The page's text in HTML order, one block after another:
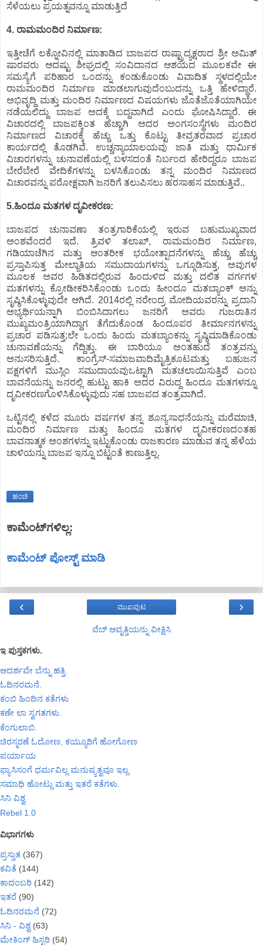
ಸೆಳೆಯಲು ಪ್ರಯತ್ನವನ್ನೂ ಮಾಡುತ್ತಿದೆ
4. ರಾಮಮಂದಿರ ನಿರ್ಮಾಣ:
ಇತ್ತೀಚೆಗೆ ಲಕ್ನೋವಿನಲ್ಲಿ ಮಾತಾಡಿದ ಬಾಜಪದ ರಾಷ್ಟ್ರಾದ್ಯಕ್ಷರಾದ ಶ್ರೀ ಅಮಿತ್
ಷಾರವರು ಆದಷ್ಟು ಶೀಘ್ರದಲ್ಲಿ ಸಂವಿದಾನದ ಆಶಯದ ಮೂಲಕವೇ ಈ
ಸಮಸ್ಯೆಗೆ ಪರಿಹಾರ ಒಂದನ್ನು ಕಂಡುಕೊಂಡು ವಿವಾದಿತ ಸ್ಥಳದಲ್ಲಿಯೇ
ರಾಮಮಂದಿರ ನಿರ್ಮಾಣ ಮಾಡಲಾಗುವುದೆಂಬುದನ್ನು ಒತ್ತಿ ಹೇಳಿದ್ದಾರೆ.
ಅಭಿವೃದ್ದಿ ಮತ್ತು ಮಂದಿರ ನಿರ್ಮಾಣದ ವಿಷಯಗಳು ಜೊತೆಜೊತೆಯಾಗಿಯೇ
ನಡೆಯಲಿದ್ದು ಬಾಜಪ ಅದಕ್ಕೆ ಬದ್ದವಾಗಿದೆ ಎಂದು ಘೋಷಿಸಿದ್ದಾರೆ. ಈ
ವಿಚಾರದಲ್ಲಿ ಬಾಜಪಕ್ಕಿಂತ ಹೆಚ್ಚಾಗಿ ಅದರ ಅಂಗಸಂಸ್ಥೆಗಳು ಮಂದಿರ
ನಿರ್ಮಾಣದ ವಿಚಾರಕ್ಕೆ ಹೆಚ್ಚು ಒತ್ತು ಕೊಟ್ಟು ತೀವ್ರತರವಾದ ಪ್ರಚಾರ
ಕಾರ್ಯದಲ್ಲಿ ತೊಡಗಿವೆ. ಉಚ್ಚನ್ಯಾಯಾಲಯವು ಜಾತಿ ಮತ್ತು ಧಾರ್ಮಿಕ
ವಿಚಾರಗಳನ್ನು ಚುನಾವಣೆಯಲ್ಲಿ ಬಳಸದಂತೆ ನಿರ್ಬಂದ ಹೇರಿದ್ದರೂ ಬಾಜಪ
ಬೇರೆಬೇರೆ ವೇದಿಕೆಗಳನ್ನು ಬಳಸಿಕೊಂಡು ತನ್ನ ಮಂದಿರ ನಿಮಾಣದ
ವಿಚಾರವನ್ನು ಪರೋಕ್ಷವಾಗಿ ಜನರಿಗೆ ತಲುಪಿಸಲು ಹರಸಾಹಸ ಮಾಡುತ್ತಿವೆ..
5.ಹಿಂದೂ ಮತಗಳ ದೃವೀಕರಣ:
ಬಾಜಪದ ಚುನಾವಣಾ ತಂತ್ರಗಾರಿಕೆಯಲ್ಲಿ ಇರುವ ಬಹುಮುಖ್ಯವಾದ
ಅಂಶವೆಂದರೆ ಇದೆ. ತ್ರಿವಳಿ ತಲಾಖ್, ರಾಮಮಂದಿರ ನಿರ್ಮಾಣ,
ಗಡಿಯಾಚೆಗಿನ ಮತ್ತು ಆಂತರೀಕ ಭಯೋತ್ಪಾದನೆಗಳನ್ನು ಹೆಚ್ಚು ಹೆಚ್ಚು
ಪ್ರಸ್ತಾಪಿಸುತ್ತ ಮೇಲ್ಜಾತಿಯ ಸಮುದಾಯಗಳನ್ನು ಒಗ್ಗೂಡಿಸುತ್ತ, ಅವುಗಳ
ಮೂಲಕ ಅವರ ಹಿಡಿತದಲ್ಲಿರುವ ಹಿಂದುಳಿದ ಮತ್ತು ದಲಿತ ವರ್ಗಗಳ
ಮತಗಳನ್ನು ಕ್ರೋಡೀಕರಿಸಿಕೊಂಡು ಒಂದು ಹೀಂದೂ ಮತಬ್ಯಾಂಕ್ ಅನ್ನು
ಸೃಷ್ಠಿಸಿಕೊಳ್ಳುವುದೇ ಆಗಿದೆ. 2014ರಲ್ಲಿ ನರೇಂದ್ರ ಮೋದಿಯವರನ್ನು ಪ್ರದಾನಿ
ಅಭ್ಯರ್ಥಿಯನ್ನಾಗಿ ಬಿಂಬಿಸಿದಾಗಲು ಜನರಿಗೆ ಅವರು ಗುಜರಾತಿನ
ಮುಖ್ಯಮಂತ್ರಿಯಾಗಿದ್ದಾಗ ತೆಗೆದುಕೊಂಡ ಹಿಂದೂಪರ ತೀರ್ಮಾನಗಳನ್ನು
ಪ್ರಚಾರ ಪಡಿಸುತ್ತ;ಲೇ ಒಂದು ಹಿಂದು ಮತಬ್ಯಾಂಕನ್ನು ಸೃಷ್ಠಿಮಾಡಿಕೊಂಡು
ಚುನಾವಣೆಯನ್ನು ಗೆದ್ದಿತ್ತು. ಈ ಬಾರಿಯೂ ಅಂತಹುದೆ ತಂತ್ರವನ್ನು
ಅನುಸರಿಸುತ್ತಿದೆ. ಕಾಂಗ್ರೆಸ್-ಸಮಾಜವಾದಿಮೈತ್ರಿಕೂಟಮತ್ತು ಬಹುಜನ
ಪಕ್ಷಗಳಿಗೆ ಮುಸ್ಲಿಂ ಸಮುದಾಯವುಒಟ್ಟಾಗಿ ಮತಚಲಾಯಿಸುತ್ತಿವೆ ಎಂಬ
ಬಾವನೆಯನ್ನು ಜನರಲ್ಲಿ ಹುಟ್ಟು ಹಾಕಿ ಅದರ ವಿರುದ್ದ ಹಿಂದೂ ಮತಗಳನ್ನೂ
ದೃವೀಕರಣಗೊಳಿಸಿಕೊಳ್ಳುವುದು ಸಹ ಬಾಜಪದ ತಂತ್ರವಾಗಿದೆ.
ಒಟ್ಟಿನಲ್ಲಿ ಕಳೆದ ಮೂರು ವರ್ಷಗಳ ತನ್ನ ಶೂನ್ಯಸಾಧನೆಯನ್ನು ಮರೆಮಾಚಿ,
ಮಂದಿರ ನಿರ್ಮಾಣ ಮತ್ತು ಹಿಂದೂ ಮತಗಳ ದೃವೀಕರಣದಂತಹ
ಬಾವನಾತ್ಮಕ ಅಂಶಗಳನ್ನು ಇಟ್ಟುಕೊಂಡು ರಾಜಕಾರಣ ಮಾಡುವ ತನ್ನ ಹೆಳೆಯ
ಚಾಳಿಯನ್ನು ಬಾಜಪ ಇನ್ನೂ ಬಿಟ್ಟಂತೆ ಕಾಣುತ್ತಿಲ್ಲ.
ಹಂಚಿ
ಕಾಮೆಂಟ್‌ಗಳಿಲ್ಲ:
ಕಾಮೆಂಟ್‌‌ ಪೋಸ್ಟ್‌ ಮಾಡಿ
‹ ›
ಮುಖಪುಟ
ವೆಬ್‌ ಆವೃತ್ತಿಯನ್ನು ವೀಕ್ಷಿಸಿ
ಇ ಪುಸ್ತಕಗಳು.
ಆದರ್ಶವೇ ಬೆನ್ನು ಹತ್ತಿ.
ಓದಿನರಮನೆ.
ಕಂಬಿ ಹಿಂದಿನ ಕತೆಗಳು
ಕಣೇ ಲಾ ಸ್ವಗತಗಳು.
ಕೆಂಗುಲಾಬಿ.
ಚಿರಸ್ಮರಣೆ ಓದೋಣ, ಕಯ್ಯೂರಿಗೆ ಹೋಗೋಣ
ಪರ್ಯಾಯ
ಫ್ಯಾಸಿಸಂಗೆ ಧರ್ಮವಿಲ್ಲ ಮನುಷ್ಯತ್ವವೂ ಇಲ್ಲ.
ಸಮಾಧಿ ಹೋಟ್ಲು ಮತ್ತು ಇತರೆ ಕತೆಗಳು.
ಸಿನಿ ವಿಶ್ವ
Rebel 1.0
ವಿಭಾಗಗಳು
ಪ್ರಸ್ತುತ (367)
ಕವಿತೆ (144)
ಕಾದಂಬರಿ (142)
ಇತರೆ (90)
ಓದಿನರಮನೆ (72)
ಸಿನಿ - ವಿಶ್ವ (63)
ಮೇಕಿಂಗ್ ಹಿಸ್ಟರಿ (54)